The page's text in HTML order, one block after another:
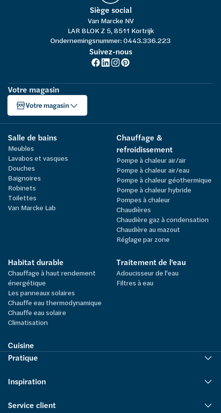
Siège social
Van Marcke NV
LAR BLOK Z 5, 8511 Kortrijk
Ondernemingsnummer: 0443.336.223
Suivez-nous
Votre magasin
Votre magasin
Salle de bains
Meubles
Lavabos et vasques
Douches
Baignoires
Robinets
Toilettes
Van Marcke Lab
Chauffage &
refroidissement
Pompe à chaleur air/air
Pompe à chaleur air/eau
Pompe à chaleur géothermique
Pompe à chaleur hybride
Pompes à chaleur
Chaudières
Chaudière gaz à condensation
Chaudière au mazout
Réglage par zone
Habitat durable
Chauffage à haut rendement
énergétique
Les panneaux solaires
Chauffe eau thermodynamique
Chauffe eau solaire
Climatisation
Traitement de l'eau
Adoucisseur de l'eau
Filtres à eau
Cuisine
Pratique
Inspiration
Service client